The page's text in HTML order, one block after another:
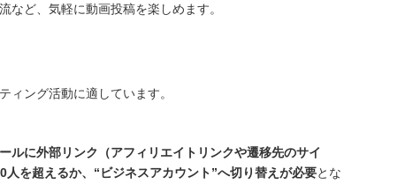
など、気軽に動画投稿を楽しめます。
ィング活動に適しています。
ルに外部リンク（アフィリエイトリンクや遷移先のサイ
を超えるか、“ビジネスアカウント”へ切り替えが必要とな